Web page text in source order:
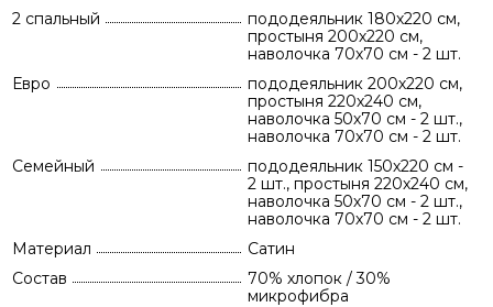
2 спальный
пододеяльник 180х220 см,
простыня 200х220 см,
наволочка 70х70 см - 2 шт.
Евро
пододеяльник 200х220 см,
простыня 220х240 см,
наволочка 50х70 см - 2 шт.,
наволочка 70х70 см - 2 шт.
Семейный
пододеяльник 150х220 см -
2 шт., простыня 220х240 см,
наволочка 50х70 см - 2 шт.,
наволочка 70х70 см - 2 шт.
Материал
Сатин
Состав
70% хлопок / 30%
микрофибра